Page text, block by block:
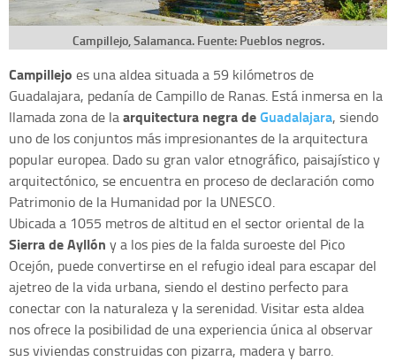
Campillejo, Salamanca. Fuente: Pueblos negros.
Campillejo es una aldea situada a 59 kilómetros de
Guadalajara, pedanía de Campillo de Ranas. Está inmersa en la
llamada zona de laarquitectura negra deGuadalajara, siendo
uno de los conjuntos más impresionantes de la arquitectura
popular europea. Dado su gran valor etnográfico, paisajístico y
arquitectónico, se encuentra en proceso de declaración como
Patrimonio de la Humanidad por la UNESCO.
Ubicada a 1055 metros de altitud en el sector oriental de la
Sierra de Ayllón y a los pies de la falda suroeste del Pico
Ocejón, puede convertirse en el refugio ideal para escapar del
ajetreo de la vida urbana, siendo el destino perfecto para
conectar con la naturaleza y la serenidad. Visitar esta aldea
nos ofrece la posibilidad de una experiencia única al observar
sus viviendas construidas con pizarra, madera y barro.